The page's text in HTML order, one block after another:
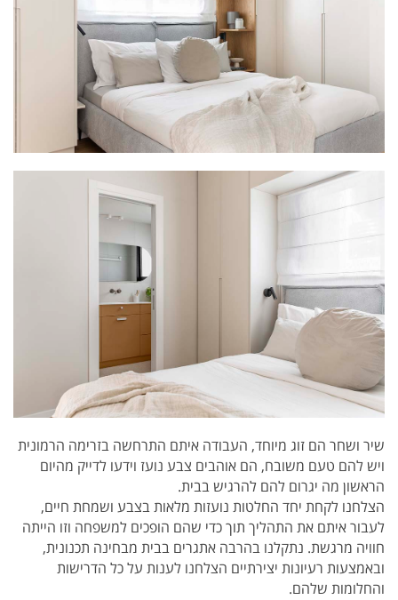
שיר ושחר הם זוג מיוחד, העבודה איתם התרחשה בזרימה הרמונית
ויש להם טעם משובח, הם אוהבים צבע נועז וידעו לדייק מהיום
הראשון מה יגרום להם להרגיש בבית.
הצלחנו לקחת יחד החלטות נועזות מלאות בצבע ושמחת חיים,
לעבור איתם את התהליך תוך כדי שהם הופכים למשפחה וזו הייתה
חוויה מרגשת. נתקלנו בהרבה אתגרים בבית מבחינה תכנונית,
ובאמצעות רעיונות יצירתיים הצלחנו לענות על כל הדרישות
והחלומות שלהם.